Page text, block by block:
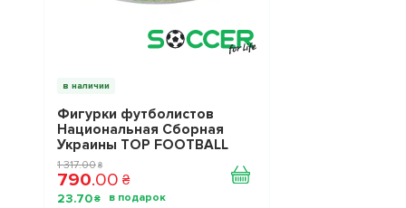
в наличии
Фигурки футболистов
Национальная Сборная
Украины TOP FOOTBALL
STARS Collection 2 10100251
1 317.00 ₴
790.00 ₴
23.70 ₴